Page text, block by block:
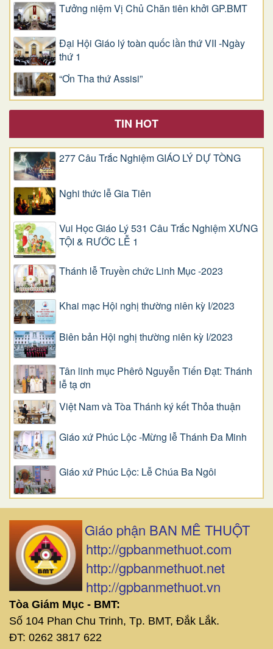
Tưởng niệm Vị Chủ Chăn tiên khởi GP.BMT
Đại Hội Giáo lý toàn quốc lần thứ VII -Ngày
thứ 1
“Ơn Tha thứ Assisi”
TIN HOT
277 Câu Trắc Nghiệm GIÁO LÝ DỰ TÒNG
Nghi thức lễ Gia Tiên
Vui Học Giáo Lý 531 Câu Trắc Nghiệm XƯNG
TỘI & RƯỚC LỄ 1
Thánh lễ Truyền chức Linh Mục -2023
Khai mạc Hội nghị thường niên kỳ I/2023
Biên bản Hội nghị thường niên kỳ I/2023
Tân linh mục Phêrô Nguyễn Tiến Đạt: Thánh
lễ tạ ơn
Việt Nam và Tòa Thánh ký kết Thỏa thuận
Giáo xứ Phúc Lộc -Mừng lễ Thánh Đa Minh
Giáo xứ Phúc Lộc: Lễ Chúa Ba Ngôi
Giáo phận BAN MÊ THUỘT
http://gpbanmethuot.com
http://gpbanmethuot.net
http://gpbanmethuot.vn
Tòa Giám Mục - BMT:
Số 104 Phan Chu Trinh, Tp. BMT, Đắk Lắk.
ĐT: 0262 3817 622